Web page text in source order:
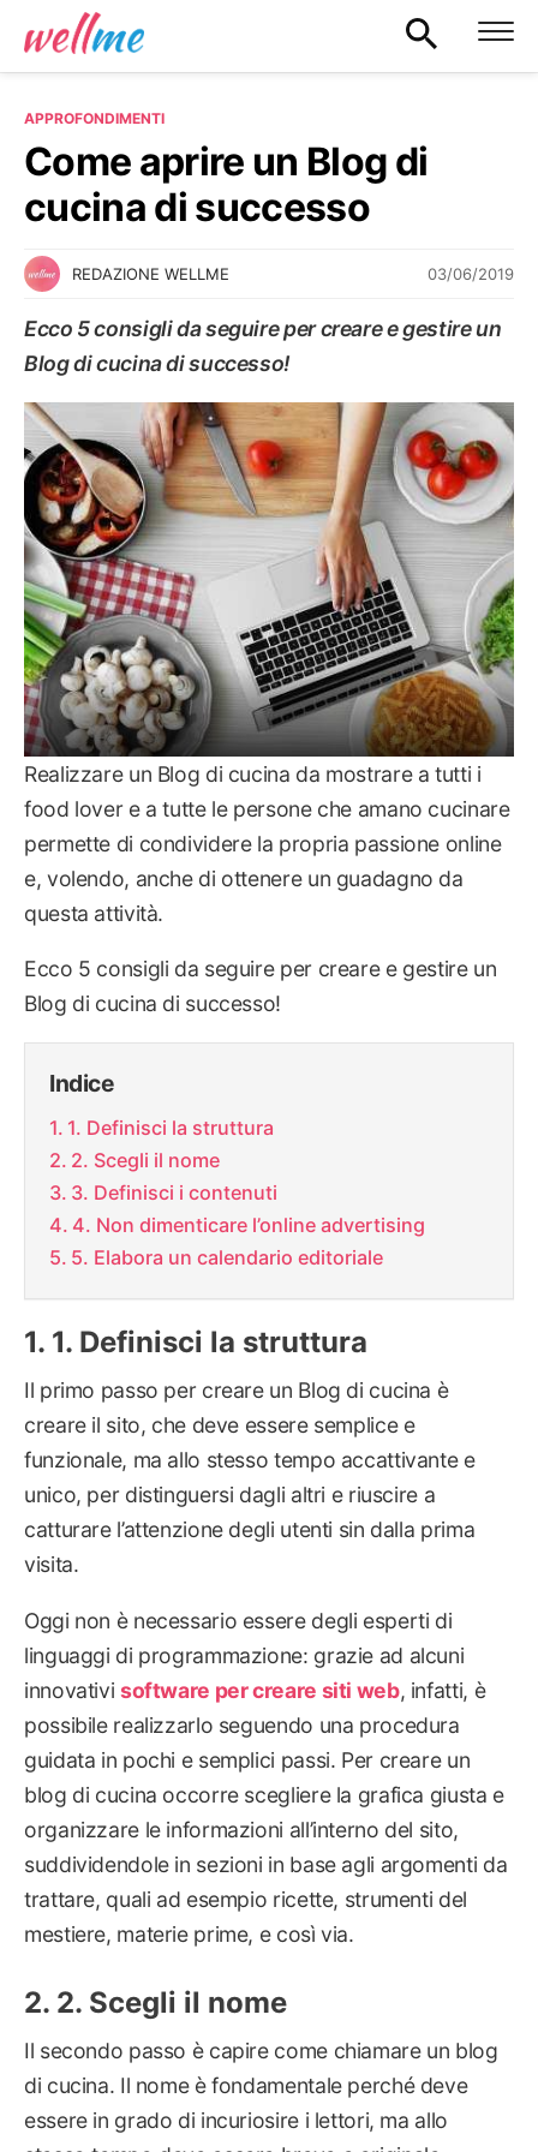
APPROFONDIMENTI
Come aprire un Blog di
cucina di successo
REDAZIONE WELLME 03/06/2019
Ecco 5 consigli da seguire per creare e gestire un
Blog di cucina di successo!
APPROFONDIMENTI
Realizzare un Blog di cucina da mostrare a tutti i
food lover e a tutte le persone che amano cucinare
permette di condividere la propria passione online
e, volendo, anche di ottenere un guadagno da
questa attività.
Ecco 5 consigli da seguire per creare e gestire un
Blog di cucina di successo!
Indice
1. Definisci la struttura
2. Scegli il nome
3. Definisci i contenuti
4. Non dimenticare l’online advertising
5. Elabora un calendario editoriale
1. Definisci la struttura
Il primo passo per creare un Blog di cucina è
creare il sito, che deve essere semplice e
funzionale, ma allo stesso tempo accattivante e
unico, per distinguersi dagli altri e riuscire a
catturare l’attenzione degli utenti sin dalla prima
visita.
Oggi non è necessario essere degli esperti di
linguaggi di programmazione: grazie ad alcuni
innovativi software per creare siti web, infatti, è
possibile realizzarlo seguendo una procedura
guidata in pochi e semplici passi. Per creare un
blog di cucina occorre scegliere la grafica giusta e
organizzare le informazioni all’interno del sito,
suddividendole in sezioni in base agli argomenti da
trattare, quali ad esempio ricette, strumenti del
mestiere, materie prime, e così via.
2. Scegli il nome
Il secondo passo è capire come chiamare un blog
di cucina. Il nome è fondamentale perché deve
essere in grado di incuriosire i lettori, ma allo